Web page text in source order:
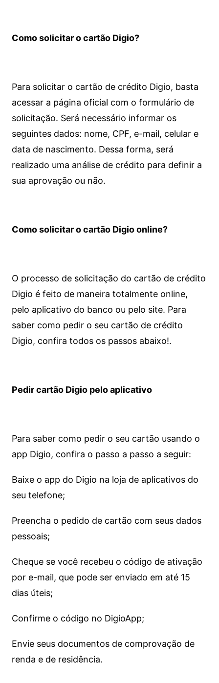
Como solicitar o cartão Digio?
Para solicitar o cartão de crédito Digio, basta
acessar a página oficial com o formulário de
solicitação. Será necessário informar os
seguintes dados: nome, CPF, e-mail, celular e
data de nascimento. Dessa forma, será
realizado uma análise de crédito para definir a
sua aprovação ou não.
Como solicitar o cartão Digio online?
O processo de solicitação do cartão de crédito
Digio é feito de maneira totalmente online,
pelo aplicativo do banco ou pelo site. Para
saber como pedir o seu cartão de crédito
Digio, confira todos os passos abaixo!.
Pedir cartão Digio pelo aplicativo
Para saber como pedir o seu cartão usando o
app Digio, confira o passo a passo a seguir:
Baixe o app do Digio na loja de aplicativos do
seu telefone;
Preencha o pedido de cartão com seus dados
pessoais;
Cheque se você recebeu o código de ativação
por e-mail, que pode ser enviado em até 15
dias úteis;
Confirme o código no DigioApp;
Envie seus documentos de comprovação de
renda e de residência.